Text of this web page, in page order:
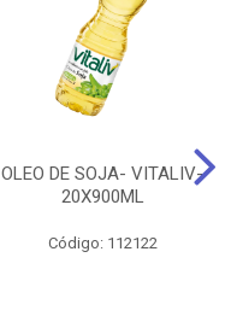
OLEO DE SOJA- VITALIV-
20X900ML
Código: 112122